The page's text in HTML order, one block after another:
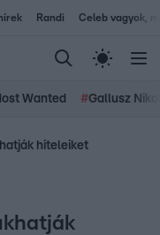
Randi Celeb vagyok,
Wanted #Gallusz
hiteleiket